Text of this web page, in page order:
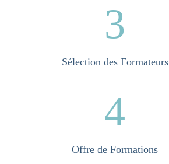
3
Sélection des Formateurs
4
Offre de Formations